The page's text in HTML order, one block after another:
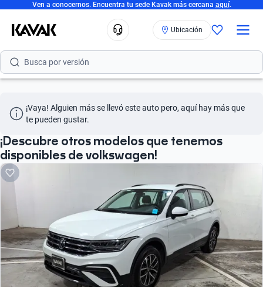
Ven a conocernos. Encuentra tu sede Kavak más cercana aquí.
Ubicación
Busca por marca
Busca por modelo
Busca por versión
Busca por marca
Busca por modelo
Busca por versión
¡Vaya! Alguien más se llevó este auto pero, aquí hay más que
te pueden gustar.
¡Descubre otros modelos que tenemos
disponibles de volkswagen!